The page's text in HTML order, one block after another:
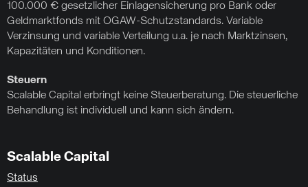
100.000 € gesetzlicher Einlagensicherung pro Bank oder
Geldmarktfonds mit OGAW-Schutzstandards. Variable
Verzinsung und variable Verteilung u.a. je nach Marktzinsen,
Kapazitäten und Konditionen.
Steuern
Scalable Capital erbringt keine Steuerberatung. Die steuerliche
Behandlung ist individuell und kann sich ändern.
Scalable Capital
Status